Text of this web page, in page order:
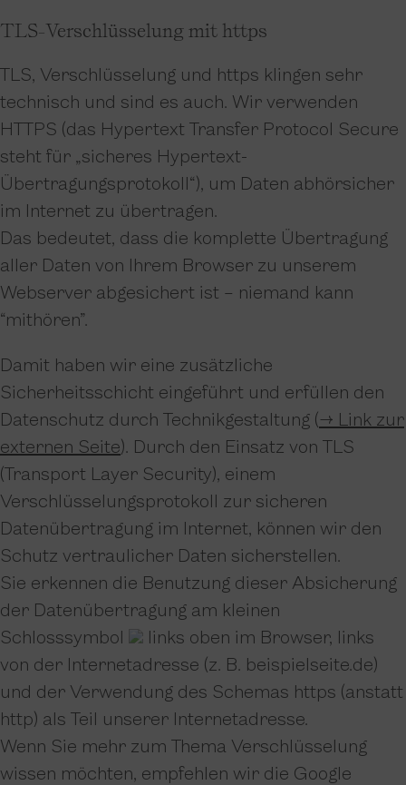
TLS-Verschlüsselung mit https
TLS, Verschlüsselung und https klingen sehr
technisch und sind es auch. Wir verwenden
HTTPS (das Hypertext Transfer Protocol Secure
steht für „sicheres Hypertext-
Übertragungsprotokoll“), um Daten abhörsicher
im Internet zu übertragen.
Das bedeutet, dass die komplette Übertragung
aller Daten von Ihrem Browser zu unserem
Webserver abgesichert ist – niemand kann
“mithören”.
Damit haben wir eine zusätzliche
Sicherheitsschicht eingeführt und erfüllen den
Datenschutz durch Technikgestaltung (→ Link zur
externen Seite). Durch den Einsatz von TLS
(Transport Layer Security), einem
Verschlüsselungsprotokoll zur sicheren
Datenübertragung im Internet, können wir den
Schutz vertraulicher Daten sicherstellen.
Sie erkennen die Benutzung dieser Absicherung
der Datenübertragung am kleinen
Schlosssymbol
links oben im Browser, links
von der Internetadresse (z. B. beispielseite.de)
und der Verwendung des Schemas https (anstatt
http) als Teil unserer Internetadresse.
Wenn Sie mehr zum Thema Verschlüsselung
wissen möchten, empfehlen wir die Google